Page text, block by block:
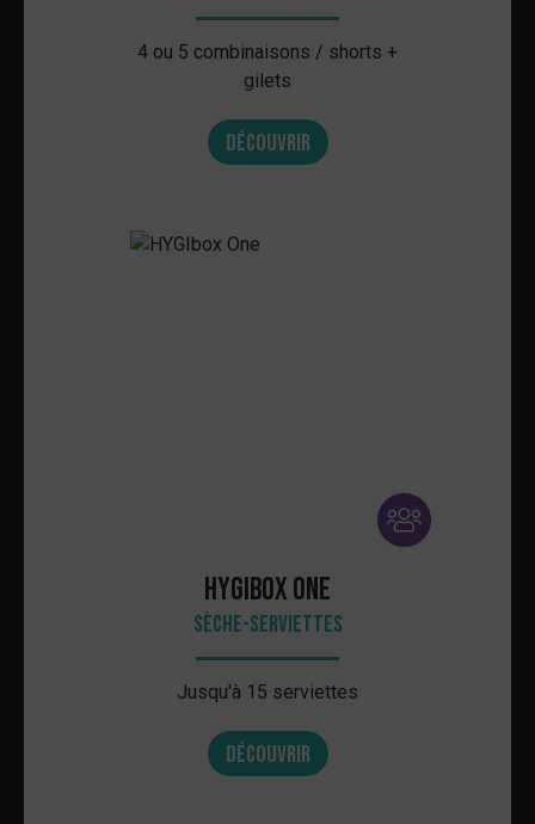
4 ou 5 combinaisons / shorts +
gilets
Découvrir
HYGIbox One
Sèche-serviettes
Jusqu'à 15 serviettes
Découvrir